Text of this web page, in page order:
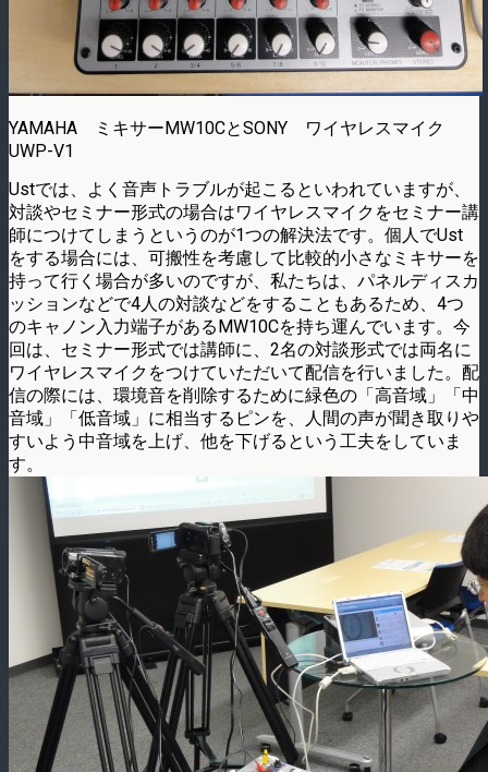
YAMAHA ミキサーMW10CとSONY ワイヤレスマイク
UWP-V1
Ustでは、よく音声トラブルが起こるといわれていますが、
対談やセミナー形式の場合はワイヤレスマイクをセミナー講
師につけてしまうというのが1つの解決法です。個人でUst
をする場合には、可搬性を考慮して比較的小さなミキサーを
持って行く場合が多いのですが、私たちは、パネルディスカ
ッションなどで4人の対談などをすることもあるため、4つ
のキャノン入力端子があるMW10Cを持ち運んでいます。今
回は、セミナー形式では講師に、2名の対談形式では両名に
ワイヤレスマイクをつけていただいて配信を行いました。配
信の際には、環境音を削除するために緑色の「高音域」「中
音域」「低音域」に相当するピンを、人間の声が聞き取りや
すいよう中音域を上げ、他を下げるという工夫をしていま
す。